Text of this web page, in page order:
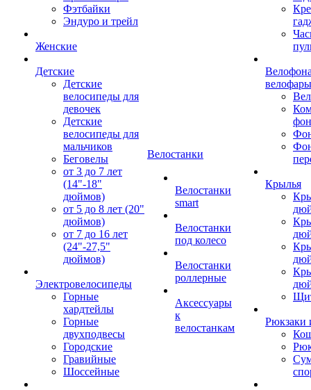
Фэтбайки
Эндуро и трейл
Женские
Детские
Детские
велосипеды для
девочек
Детские
велосипеды для
мальчиков
Беговелы
от 3 до 7 лет
(14"-18"
дюймов)
от 5 до 8 лет (20"
дюймов)
от 7 до 16 лет
(24"-27,5"
дюймов)
Электровелосипеды
Горные
хардтейлы
Горные
двухподвесы
Городские
Гравийные
Шоссейные
Велостанки
Велостанки
smart
Велостанки
под колесо
Велостанки
роллерные
Аксессуары
к
велостанкам
велофары
Крылья
Рюкзаки